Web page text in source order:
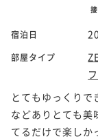
宿泊日
部屋タイプ
とてもゆっくり
などありとても美
てるだけで楽しか